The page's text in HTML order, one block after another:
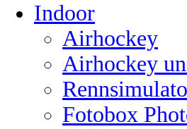
Indoor
Airhockey
Airhockey
Fotobox